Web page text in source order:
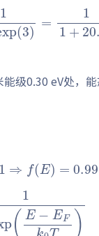
(3)= 11 +
级0.30 eV处，
⇒ ( E)= 0.99
(E−EFk0T)